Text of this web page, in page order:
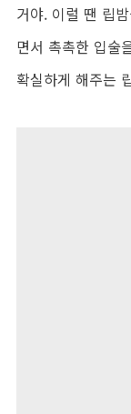
거야. 이럴 땐 립
면서 촉촉한 입술
확실하게 해주는